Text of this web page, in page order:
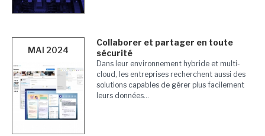
MAI 2024
Collaborer et partager en toute
sécurité
Dans leur environnement hybride et multi-
cloud, les entreprises recherchent aussi des
solutions capables de gérer plus facilement
leurs données...